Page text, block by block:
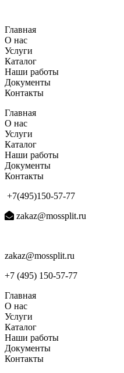
содержимому
Главная
О нас
Услуги
Каталог
Наши работы
Документы
Контакты
Главная
О нас
Услуги
Каталог
Наши работы
Документы
Контакты
+7(495)150-57-77
zakaz@mossplit.ru
zakaz@mossplit.ru
+7 (495) 150-57-77
Главная
О нас
Услуги
Каталог
Наши работы
Документы
Контакты